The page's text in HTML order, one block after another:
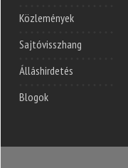
Közlemények
Sajtóvisszhang
Álláshirdetés
Blogok